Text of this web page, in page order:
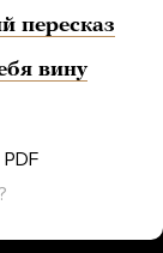
пересказ
вину
PDF